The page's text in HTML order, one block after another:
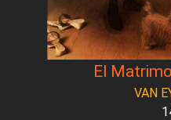
El
VAN